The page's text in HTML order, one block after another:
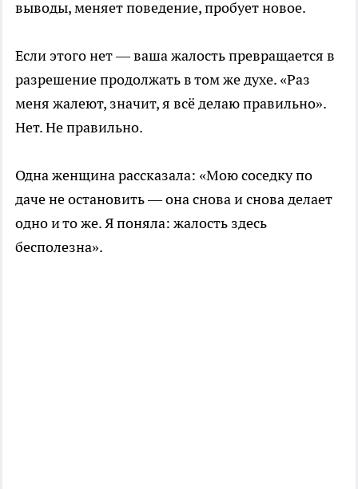
выводы, меняет поведение, пробует новое.
Если этого нет — ваша жалость превращается в
разрешение продолжать в том же духе. «Раз
меня жалеют, значит, я всё делаю правильно».
Нет. Не правильно.
Одна женщина рассказала: «Мою соседку по
даче не остановить — она снова и снова делает
одно и то же. Я поняла: жалость здесь
бесполезна».